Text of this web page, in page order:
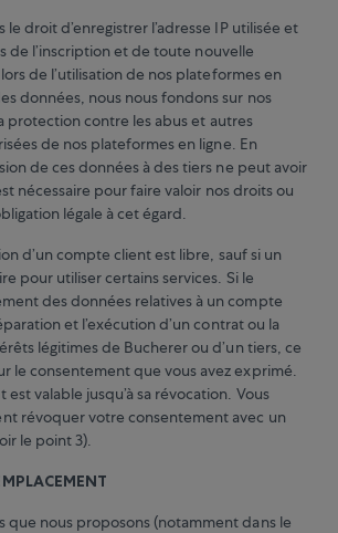
le droit d’enregistrer l’adresse IP utilisée et
de l’inscription et de toute nouvelle
de l’utilisation de nos plateformes en
données, nous nous fondons sur nos
protection contre les abus et autres
de nos plateformes en ligne. En
de ces données à des tiers ne peut avoir
nécessaire pour faire valoir nos droits ou
légale à cet égard.
d’un compte client est libre, sauf si un
pour utiliser certains services. Si le
des données relatives à un compte
et l’exécution d’un contrat ou la
légitimes de Bucherer ou d’un tiers, ce
le consentement que vous avez exprimé.
valable jusqu’à sa révocation. Vous
révoquer votre consentement avec un
le point 3).
que nous proposons (notamment dans le